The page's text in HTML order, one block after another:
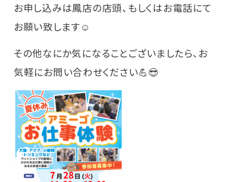
お申し込みは鳳店の店頭、もしくはお電話にて
お願い致します☺️
その他なにか気になることございましたら、お
気軽にお問い合わせください💪😎